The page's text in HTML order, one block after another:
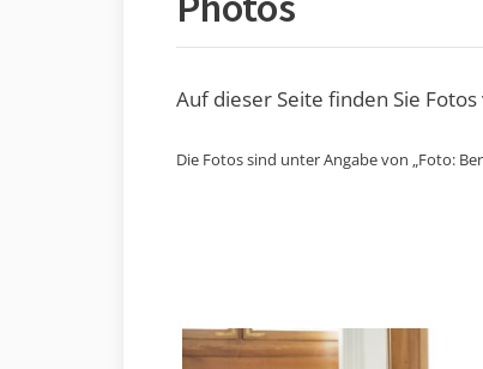
Auf dieser Seite finden Sie
Die Fotos sind unter Angabe von „Foto: